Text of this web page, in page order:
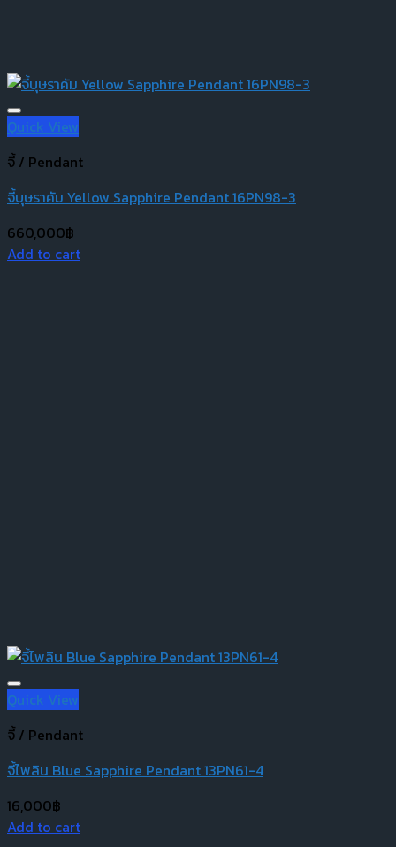
Quick View
จี้ / Pendant
จี้บุษราคัม Yellow Sapphire Pendant 16PN98-3
660,000฿
Add to cart
Quick View
จี้ / Pendant
จี้ไพลิน Blue Sapphire Pendant 13PN61-4
16,000฿
Add to cart